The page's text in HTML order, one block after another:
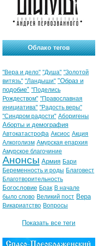
Облако тегов
"Вера и дело" "Душа" "Золотой
витязь" "Ландыши" "Образ и
подобие" "Поделись
Рождеством" "Православная
инициатива" "Радость веры"
"Синдром радости" Аборигены
Аборты и демография
Автокатастрофа Аксиос Акция
Алкоголизм Амурская епархия
Амурское благочиние
Анонсы Армия Бари
Беременность и роды Благовест
Благотворительность
Богословие Брак В начале
было слово Великий пост Вера
Викариатство Вопросы
Показать все теги